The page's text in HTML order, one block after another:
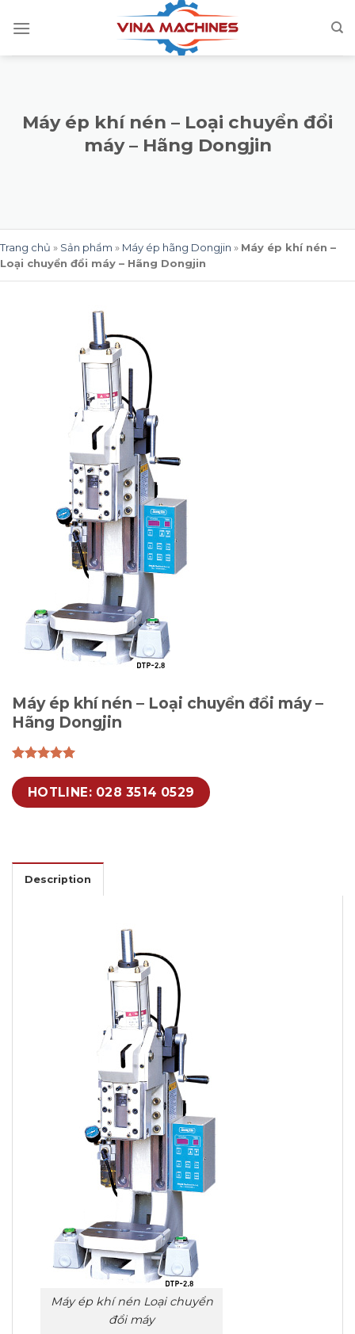
Máy ép khí nén – Loại chuyển đổi
máy – Hãng Dongjin
Trang chủ » Sản phẩm » Máy ép hãng Dongjin » Máy ép khí nén –
Loại chuyển đổi máy – Hãng Dongjin
Máy ép khí nén – Loại chuyển đổi máy –
Hãng Dongjin
HOTLINE: 028 3514 0529
Description
Máy ép khí nén Loại chuyển
đổi máy